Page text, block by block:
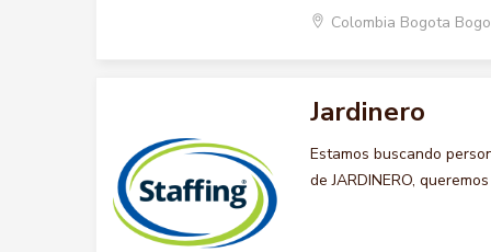
Colombia Bogota
Jardinero
Estamos buscando
de JARDINERO,